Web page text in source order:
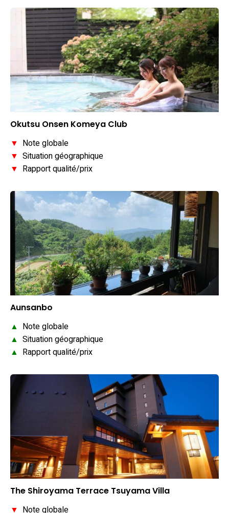
Okutsu Onsen Komeya Club
▼ Note globale
▼ Situation géographique
▼ Rapport qualité/prix
Aunsanbo
▲ Note globale
▲ Situation géographique
▲ Rapport qualité/prix
The Shiroyama Terrace Tsuyama Villa
▼ Note globale